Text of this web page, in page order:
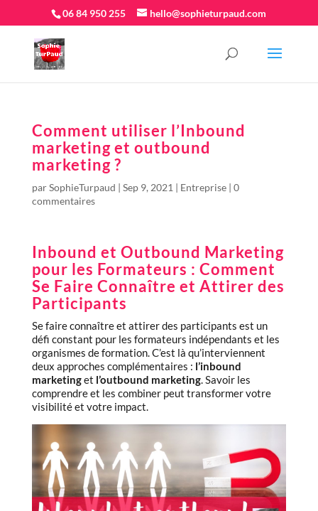
06 84 950 255 hello@sophieturpaud.com
Comment utiliser l’Inbound
marketing et outbound
marketing ?
parSophieTurpaud | Sep 9, 2021 | Entreprise| 0
commentaires
Inbound et Outbound Marketing
pour les Formateurs : Comment
Se Faire Connaître et Attirer des
Participants
Se faire connaître et attirer des participants est un
défi constant pour les formateurs indépendants et les
organismes de formation. C’est là qu’interviennent
deux approches complémentaires : l’inbound
marketinget l’outbound marketing. Savoir les
comprendre et les combiner peut transformer votre
visibilité et votre impact.